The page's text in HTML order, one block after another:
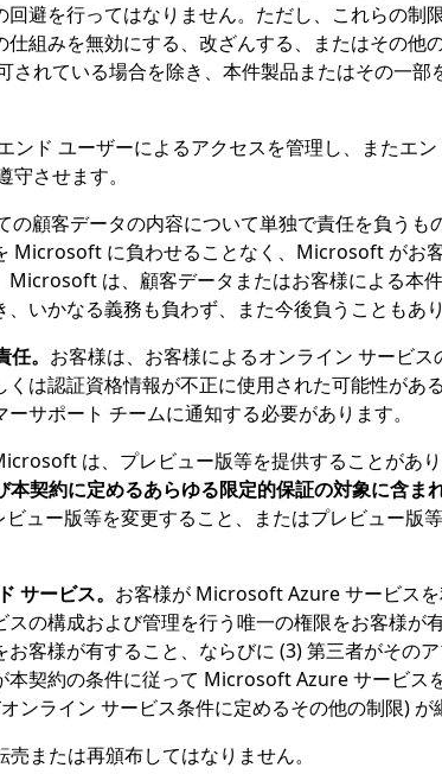
避を行ってはなりません。ただし、これらの
仕組みを無効にする、改ざんする、またはその
されている場合を除き、本件製品またはその一
ンド ユーザーによるアクセスを管理し、またエ
守させます。
の顧客データの内容について単独で責任を負う
Microsoft に負わせることなく、Microsoft がお
は、顧客データまたはお客様による本
いかなる義務も負わず、また今後負うこともあり
。 お客様は、お客様によるオンライン サービ
は認証資格情報が不正に使用された可能性が
サポート チームに通知する必要があります。
は、プレビュー版等を提供することがあり
契約に定めるあらゆる限定的保証の対象に含ま
ュー版等を変更すること、またはプレビュー版
サービス。 お客様が Microsoft Azure サービス
の構成および管理を行う唯一の権限をお客様が
客様が有すること、ならびに (3) 第三者がその
本契約の条件に従って Microsoft Azure サービ
ンライン サービス条件に定めるその他の制限) が
または再頒布してはなりません。